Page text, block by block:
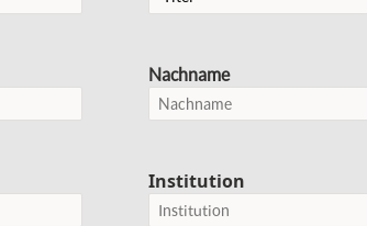
Nachname
Institution